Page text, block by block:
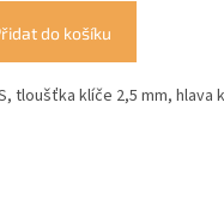
do košíku
tloušťka klíče 2,5 mm, hlava